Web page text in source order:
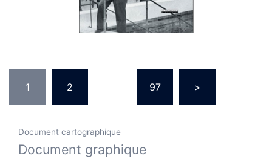
des
publications
1 2 97 >
Document cartographique
Document graphique